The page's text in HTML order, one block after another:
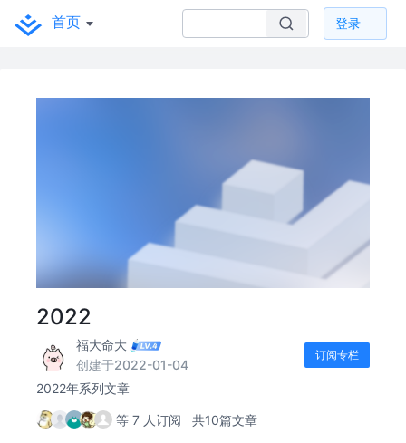
首页 登录
2022
福大命大
创建于2022-01-04
订阅专栏
2022年系列文章
等 7 人订阅 共10篇文章